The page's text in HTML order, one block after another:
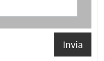
Invia